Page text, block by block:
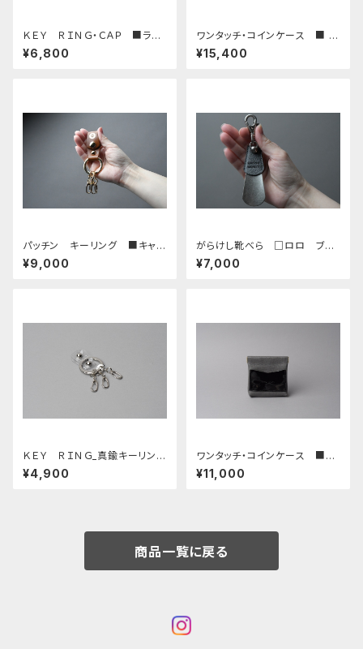
ＫＥＹ ＲＩＮＧ・ＣＡＰ ■ライ
トベージュG・ポト ピンク■_真
鍮キーリング・キーキャップセッ
¥6,800
ワンタッチ・コインケース ■ Q
ブラック■
¥15,400
パッチン キーリング ■キャメ
ル・ゴールド■
¥9,000
がらけし靴べら □ロロ ブラ
ック□ SHOE HORN
¥7,000
ＫＥＹ ＲＩＮＧ_真鍮キーリング
_■クリア・SILVER■
¥4,900
ワンタッチ・コインケース ■ダ
ークグレー・エナメルブラック■
¥11,000
商品一覧に戻る